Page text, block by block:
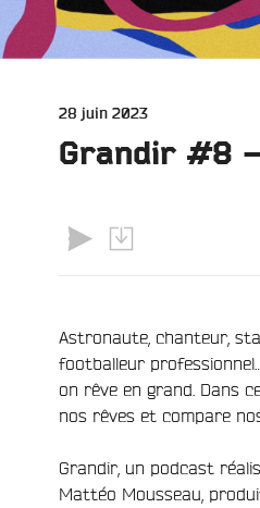
Publié
28 juin 2023
Grandir #8 –
Astronaute, chanteur,
footballeur
on rêve en grand. Dans
nos rêves et compare
Grandir, un podcast
Mattéo Mousseau,